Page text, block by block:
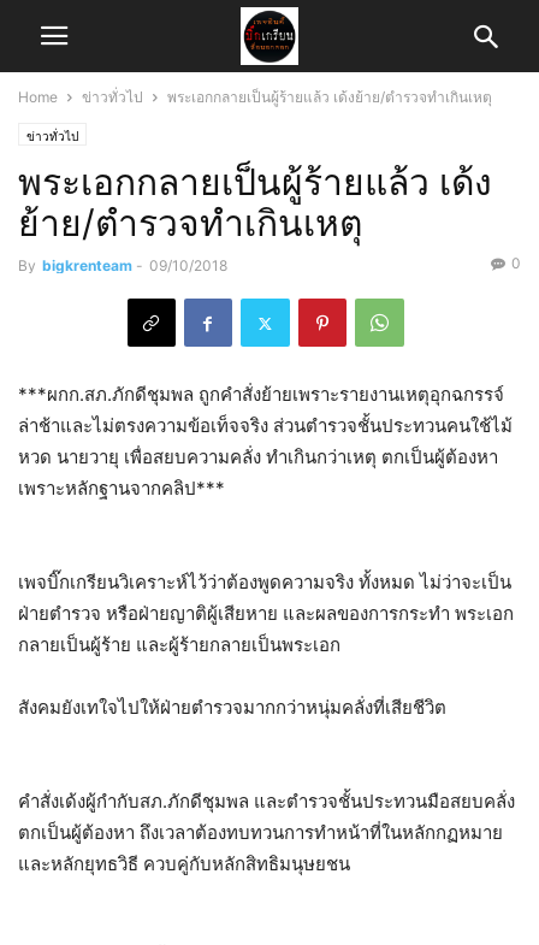
Home ข่าวทั่วไป พระเอกกลายเป็นผู้ร้ายแล้ว ​เด้งย้าย/ตำรวจทำเกินเหตุ
ข่าวทั่วไป
พระเอกกลายเป็นผู้ร้ายแล้ว ​เด้ง
ย้าย/ตำรวจทำเกินเหตุ
By bigkrenteam - 09/10/2018 0
***ผกก.สภ.ภักดีชุมพล​ ​ถูกคำสั่งย้าย​เพราะรายงานเหตุอุกฉกรรจ์
ล่าช้าและไม่ตรงความข้อเท็จจริง​ ส่วนตำรวจชั้นประทวนคนใช้ไม้
หวด นายวายุ เพื่อสยบความคลั่ง​ ทำเกินกว่าเหตุ​ ตกเป็นผู้ต้องหา
เพราะหลักฐานจากคลิป***
เพจบิ๊กเกรียน​วิเคราะห์​ไว้ว่า​ต้องพูดความจริง​ ทั้งหมด​ ไม่ว่าจะเป็น
ฝ่ายตำรวจ​ หรือฝ่ายญาติผู้เสียหาย​ และผลของการกระทำ​ พระเอก
กลายเป็นผู้ร้าย​ และผู้ร้ายกลายเป็นพระเอก
สังคมยังเทใจไปให้ฝ่ายตำรวจ​มากกว่าหนุ่มคลั่งที่เสียชีวิต
คำสั่งเด้งผู้กำกับ​สภ.ภักดีชุมพล​ และตำรวจชั้นประทวนมือสยบคลั่ง​
ตกเป็นผู้ต้องหา​ ถึงเวลาต้องทบทวนการทำหน้าที่ในหลักกฏหมาย
และหลักยุทธวิธี​ ควบคู่กับหลักสิทธิมนุษยชน